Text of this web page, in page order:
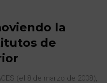
la
de
(el 8 de marzo de 2008),